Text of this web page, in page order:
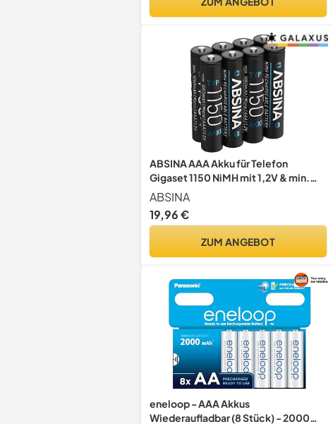
ABSINA AAA Akku für Telefon
Gigaset 1150 NiMH mit 1,2V & min.
1050 mAh
ABSINA
19,96 €
ZUM ANGEBOT
eneloop - AAA Akkus
Wiederaufladbar (8 Stück) - 2000